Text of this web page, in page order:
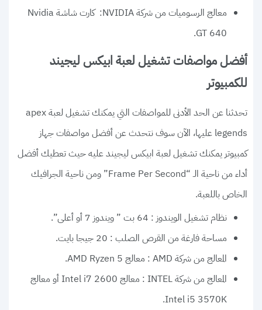
معالج الرسوميات من شركة NVIDIA: كارت شاشة Nvidia
GT 640.
أفضل مواصفات تشغيل لعبة ابيكس ليجيند
للكمبيوتر
تحدثنا عن الحد الأدنى للمواصفات التي يمكنك تشغيل لعبة apex
legends عليها، الآن سوف نتحدث عن أفضل مواصفات جهاز
كمبيوتر يمكنك تشغيل لعبة ابيكس ليجيند عليه حيث تعطيك أفضل
أداء من ناحية الـ “Frame Per Second” ومن ناحية الجرافيك
الخاص باللعبة.
نظام تشغيل الويندوز : 64 بت ” ويندوز 7 أو أعلى”.
مساحة فارغة من القرص الصلب : 20 جيجا بايت.
المعالج من شركة AMD : معالج AMD Ryzen 5.
المعالج من شركة INTEL : معالج Intel i7 2600 أو معالج
Intel i5 3570K.